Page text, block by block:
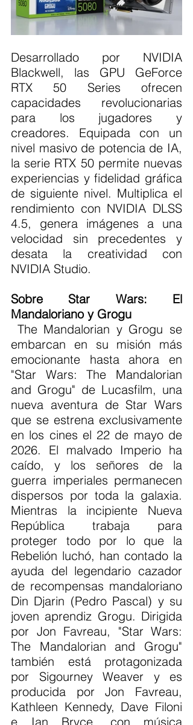
Desarrollado por NVIDIA
Blackwell, las GPU GeForce
RTX 50 Series ofrecen
capacidades revolucionarias
para los jugadores y
creadores. Equipada con un
nivel masivo de potencia de IA,
la serie RTX 50 permite nuevas
experiencias y fidelidad gráfica
de siguiente nivel. Multiplica el
rendimiento con NVIDIA DLSS
4.5, genera imágenes a una
velocidad sin precedentes y
desata la creatividad con
NVIDIA Studio.
Sobre Star Wars: El
Mandaloriano y Grogu
embarcan en su misión más
emocionante hasta ahora en
"Star Wars: The Mandalorian
and Grogu" de Lucasfilm, una
nueva aventura de Star Wars
que se estrena exclusivamente
en los cines el 22 de mayo de
2026. El malvado Imperio ha
caído, y los señores de la
guerra imperiales permanecen
dispersos por toda la galaxia.
Mientras la incipiente Nueva
República trabaja para
proteger todo por lo que la
Rebelión luchó, han contado la
ayuda del legendario cazador
de recompensas mandaloriano
Din Djarin (Pedro Pascal) y su
joven aprendiz Grogu. Dirigida
por Jon Favreau, "Star Wars:
The Mandalorian and Grogu"
también está protagonizada
por Sigourney Weaver y es
producida por Jon Favreau,
Kathleen Kennedy, Dave Filoni
e Ian Bryce, con música